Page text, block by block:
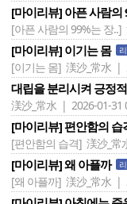
[마이리뷰] 아픈 사람
[아픈 사람의 99%는 장..]
[마이리뷰] 이기는 몸
[이기는 몸] 渼沙_常水 |
대립을 분리시켜 긍정
渼沙_常水 | 2026-01-31
[마이리뷰] 편안함의 습
[편안함의 습격] 渼沙_常
[마이리뷰] 왜 아플까
[왜 아플까] 渼沙_常水 |